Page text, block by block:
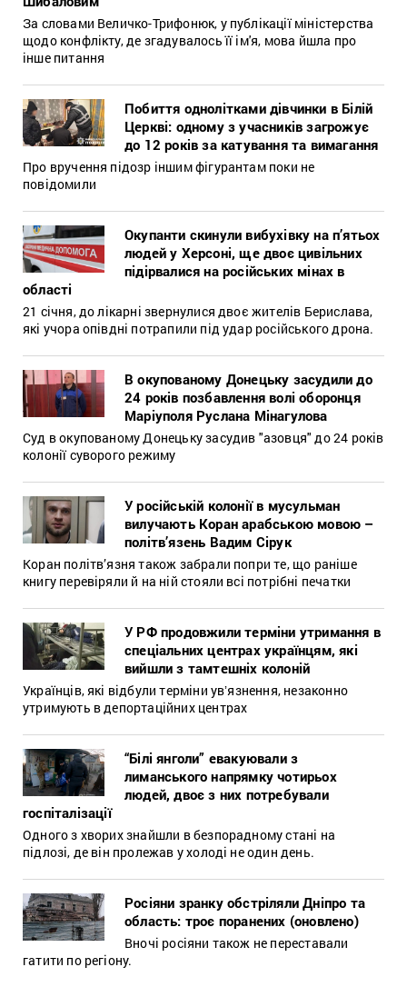
За словами Величко-Трифонюк, у публікації міністерства
щодо конфлікту, де згадувалось її ім'я, мова йшла про
інше питання
Побиття однолітками дівчинки в Білій
Церкві: одному з учасників загрожує
до 12 років за катування та вимагання
Про вручення підозр іншим фігурантам поки не
повідомили
Окупанти скинули вибухівку на п’ятьох
людей у Херсоні, ще двоє цивільних
підірвалися на російських мінах в
області
21 січня, до лікарні звернулися двоє жителів Берислава,
які учора опівдні потрапили під удар російського дрона.
В окупованому Донецьку засудили до
24 років позбавлення волі оборонця
Маріуполя Руслана Мінагулова
Суд в окупованому Донецьку засудив "азовця" до 24 років
колонії суворого режиму
У російській колонії в мусульман
вилучають Коран арабською мовою –
політв’язень Вадим Сірук
Коран політв’язня також забрали попри те, що раніше
книгу перевіряли й на ній стояли всі потрібні печатки
У РФ продовжили терміни утримання в
спеціальних центрах українцям, які
вийшли з тамтешніх колоній
Українців, які відбули терміни увʼязнення, незаконно
утримують в депортаційних центрах
“Білі янголи” евакуювали з
лиманського напрямку чотирьох
людей, двоє з них потребували
госпіталізації
Одного з хворих знайшли в безпорадному стані на
підлозі, де він пролежав у холоді не один день.
Росіяни зранку обстріляли Дніпро та
область: троє поранених (оновлено)
Вночі росіяни також не переставали
гатити по регіону.